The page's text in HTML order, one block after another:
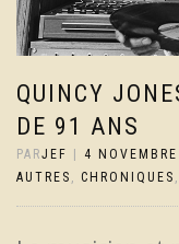
QUINCY
DE 91 ANS
PARJEF | 4
AUTRES
CHRONIQUES